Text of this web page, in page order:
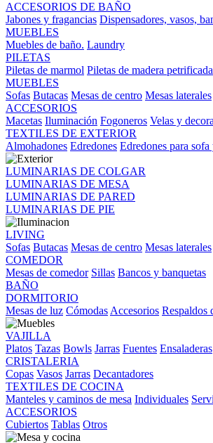
ACCESORIOS DE BAÑO
Jabones y fragancias Dispensadores, vasos,
MUEBLES
Muebles de baño. Laundry
PILETAS
Piletas de marmol Piletas de madera petrificada
MUEBLES
Sofas Butacas Mesas de centro Mesas laterales
ACCESORIOS
Macetas Iluminación Fogoneros Velas y
TEXTILES DE EXTERIOR
Almohadones Edredones Edredones para sofa
LUMINARIAS DE COLGAR
LUMINARIAS DE MESA
LUMINARIAS DE PARED
LUMINARIAS DE PIE
LIVING
Sofas Butacas Mesas de centro Mesas laterales
COMEDOR
Mesas de comedor Sillas Bancos y banquetas
BAÑO
DORMITORIO
Mesas de luz Cómodas Accesorios Respaldos
VAJILLA
Platos Tazas Bowls Jarras Fuentes Ensaladeras
CRISTALERIA
Copas Vasos Jarras Decantadores
TEXTILES DE COCINA
Manteles y caminos de mesa Individuales
ACCESORIOS
Cubiertos Tablas Otros